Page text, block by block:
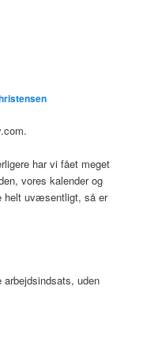
har vi fået meget
vores kalender og
helt uvæsentligt, så er
uden